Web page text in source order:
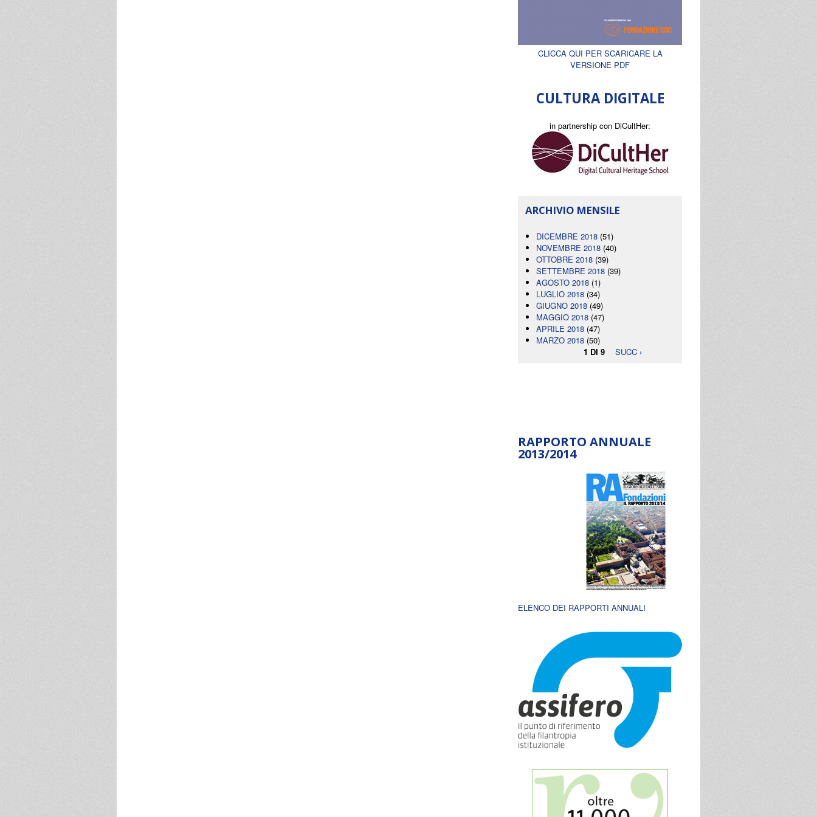
CLICCA QUI PER SCARICARE LA
VERSIONE PDF
CULTURA DIGITALE
in partnership con DiCultHer:
ARCHIVIO MENSILE
DICEMBRE 2018 (51)
NOVEMBRE 2018 (40)
OTTOBRE 2018 (39)
SETTEMBRE 2018 (39)
AGOSTO 2018 (1)
LUGLIO 2018 (34)
GIUGNO 2018 (49)
MAGGIO 2018 (47)
APRILE 2018 (47)
MARZO 2018 (50)
1 DI 9
SUCC ›
RAPPORTO ANNUALE
2013/2014
ELENCO DEI RAPPORTI ANNUALI